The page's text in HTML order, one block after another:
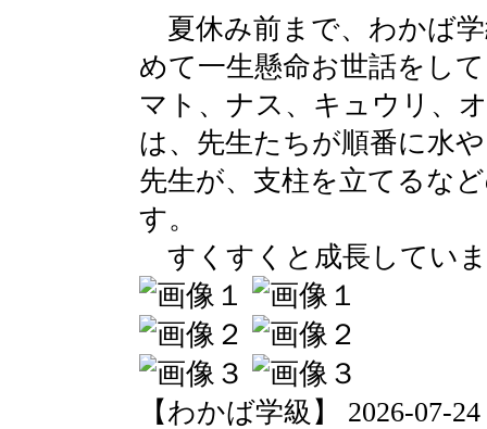
夏休み前まで、わかば
めて一生懸命お世話をし
マト、ナス、キュウリ、
は、先生たちが順番に水
先生が、支柱を立てるな
す。
すくすくと成長してい
【わかば学級】 2026-07-